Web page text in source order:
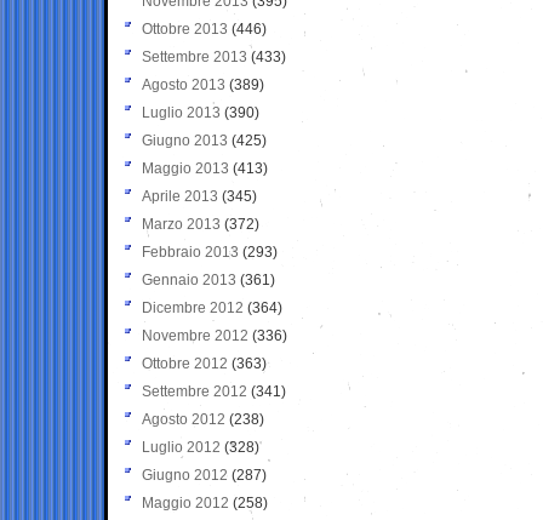
Ottobre 2013 (446)
Settembre 2013 (433)
Agosto 2013 (389)
Luglio 2013 (390)
Giugno 2013 (425)
Maggio 2013 (413)
Aprile 2013 (345)
Marzo 2013 (372)
Febbraio 2013 (293)
Gennaio 2013 (361)
Dicembre 2012 (364)
Novembre 2012 (336)
Ottobre 2012 (363)
Settembre 2012 (341)
Agosto 2012 (238)
Luglio 2012 (328)
Giugno 2012 (287)
Maggio 2012 (258)